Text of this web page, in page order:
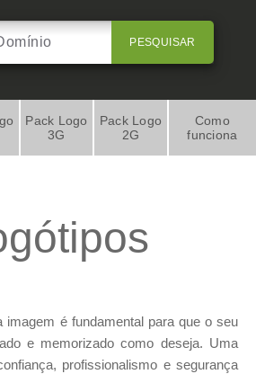
PESQUISAR
Pack Logo
3G
Pack Logo
2G
Como
funciona
imagem é fundamental para que o seu
e memorizado como deseja. Uma
profissionalismo e segurança